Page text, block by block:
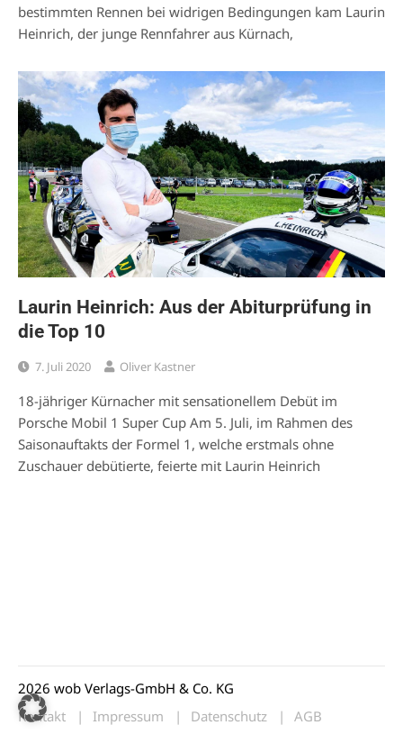
bestimmten Rennen bei widrigen Bedingungen kam Laurin
Heinrich, der junge Rennfahrer aus Kürnach,
Laurin Heinrich: Aus der Abiturprüfung in
die Top 10
7. Juli 2020 Oliver Kastner
18-jähriger Kürnacher mit sensationellem Debüt im
Porsche Mobil 1 Super Cup Am 5. Juli, im Rahmen des
Saisonauftakts der Formel 1, welche erstmals ohne
Zuschauer debütierte, feierte mit Laurin Heinrich
2026 wob Verlags-GmbH & Co. KG
Kontakt
Impressum Datenschutz AGB